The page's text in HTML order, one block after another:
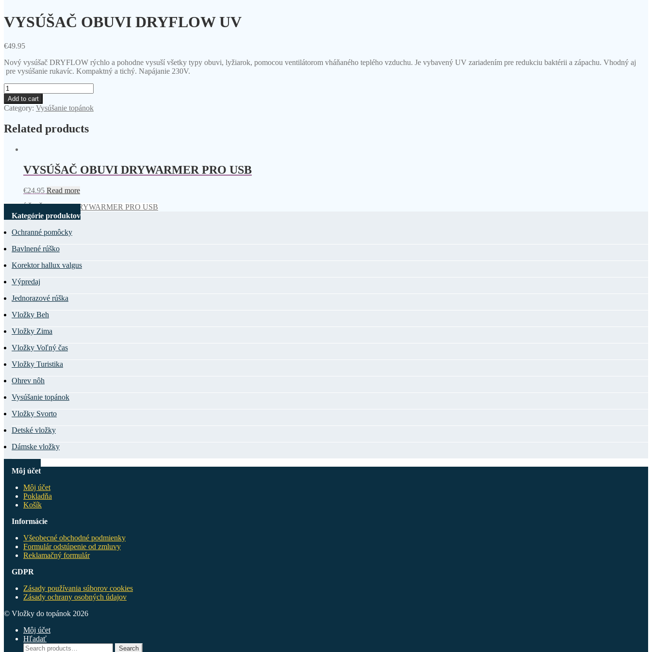
VYSÚŠAČ OBUVI DRYFLOW UV
€49.95
Nový vysúšač DRYFLOW rýchlo a pohodne vysuší všetky typy obuvi, lyžiarok, pomocou ventilátorom vháňaného teplého vzduchu. Je vybavený UV zariadením pre redukciu baktérii a zápachu. Vhodný aj
pre vysúšanie rukavíc. Kompaktný a tichý. Napájanie 230V.
VYSÚŠAČ
OBUVI
DRYFLOW
UV
Add to cart
Category: Vysúšanie topánok
Related products
VYSÚŠAČ OBUVI DRYWARMER PRO USB
€24.95 Read more
VYSÚŠAČ OBUVI DRYWARMER PRO USB
Kategórie produktov
Ochranné pomôcky
Bavlnené rúško
Korektor hallux valgus
Výpredaj
Jednorazové rúška
Vložky Beh
Vložky Zima
Vložky Voľný čas
Vložky Turistika
Ohrev nôh
Vysúšanie topánok
Vložky Svorto
Detské vložky
Dámske vložky
Môj účet
Môj účet
Pokladňa
Košík
Informácie
Všeobecné obchodné podmienky
Formulár odstúpenie od zmluvy
Reklamačný formulár
GDPR
Zásady používania súborov cookies
Zásady ochrany osobných údajov
© Vložky do topánok 2026
Môj účet
Hľadať
Search
Search